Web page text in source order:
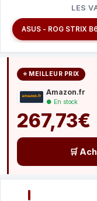
LES
ASUS - ROG STRIX
⭐ MEILLEUR PRIX
Amazon.fr
● En stock
267,73€
🛒